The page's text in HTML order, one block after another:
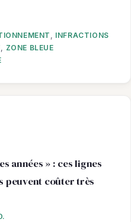
, INFRACTIONS
, ZONE BLEUE
années » : ces lignes
peuvent coûter très